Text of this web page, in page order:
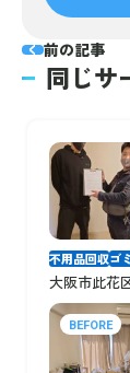
前の記事
同じサ
不用品回収ゴ
大阪市此花
BEFORE